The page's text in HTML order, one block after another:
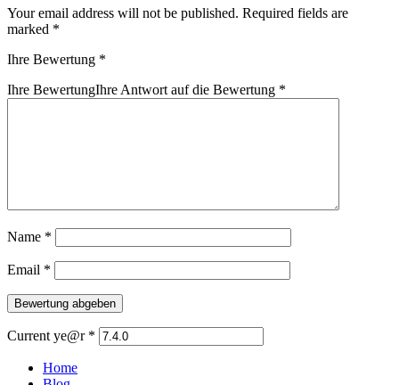
Your email address will not be published. Required fields are
marked *
Ihre Bewertung *
Ihre BewertungIhre Antwort auf die Bewertung *
Name *
Email *
Current ye@r *
Home